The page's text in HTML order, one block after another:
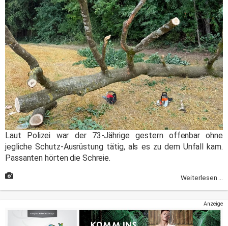
Laut Polizei war der 73-Jährige gestern offenbar ohne
jegliche Schutz-Ausrüstung tätig, als es zu dem Unfall kam.
Passanten hörten die Schreie.
Weiterlesen ...
Anzeige